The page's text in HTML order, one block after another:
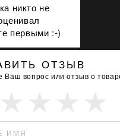
никто не
первыми :-)
ОТЗЫВ
Ваш вопрос или отзыв о
ИМЯ